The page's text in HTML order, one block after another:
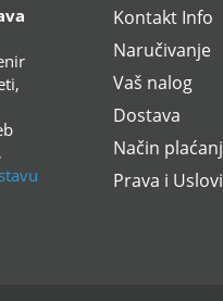
Kontakt Info
Naručivanje
Vaš nalog
Dostava
Način
Prava i Uslovi